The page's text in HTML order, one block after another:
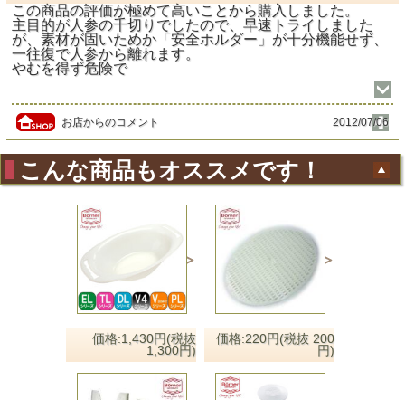
この商品の評価が極めて高いことから購入しました。
主目的が人参の千切りでしたので、早速トライしました
が、素材が固いためか「安全ホルダー」が十分機能せず、
一往復で人参から離れます。
やむを得ず危険で
お店からのコメント 2012/07/06
こんな商品もオススメです！
価格:1,430円(税抜
1,300円)
価格:220円(税抜 200
円)